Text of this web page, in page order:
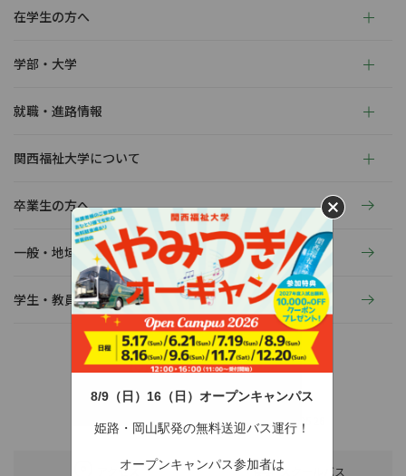
8/9（日）16（日）オープンキャンパス
姫路・岡山駅発の無料送迎バス運行！
オープンキャンパス参加者は
在学生の方へ
学部・大学
就職・進路情報
関西福祉大学について
卒業生の方へ
一般・地域の方へ
学生・教員の活動
〒678-0255 兵庫県赤穂市新田380-3
TEL：0791-46-2525（代）FAX：0791-46-2526
アクセス スクールバス